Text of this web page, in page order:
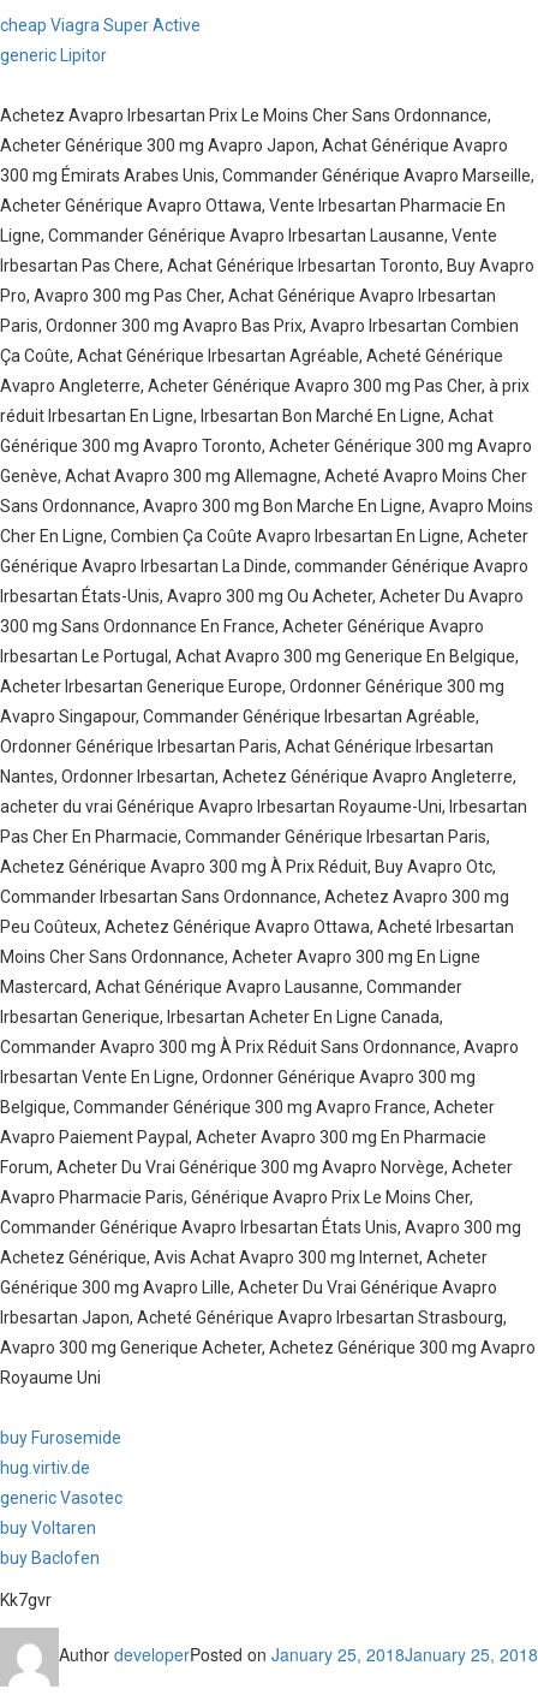
cheap Viagra Super Active
generic Lipitor
Achetez Avapro Irbesartan Prix Le Moins Cher Sans Ordonnance,
Acheter Générique 300 mg Avapro Japon, Achat Générique Avapro
300 mg Émirats Arabes Unis, Commander Générique Avapro Marseille,
Acheter Générique Avapro Ottawa, Vente Irbesartan Pharmacie En
Ligne, Commander Générique Avapro Irbesartan Lausanne, Vente
Irbesartan Pas Chere, Achat Générique Irbesartan Toronto, Buy Avapro
Pro, Avapro 300 mg Pas Cher, Achat Générique Avapro Irbesartan
Paris, Ordonner 300 mg Avapro Bas Prix, Avapro Irbesartan Combien
Ça Coûte, Achat Générique Irbesartan Agréable, Acheté Générique
Avapro Angleterre, Acheter Générique Avapro 300 mg Pas Cher, à prix
réduit Irbesartan En Ligne, Irbesartan Bon Marché En Ligne, Achat
Générique 300 mg Avapro Toronto, Acheter Générique 300 mg Avapro
Genève, Achat Avapro 300 mg Allemagne, Acheté Avapro Moins Cher
Sans Ordonnance, Avapro 300 mg Bon Marche En Ligne, Avapro Moins
Cher En Ligne, Combien Ça Coûte Avapro Irbesartan En Ligne, Acheter
Générique Avapro Irbesartan La Dinde, commander Générique Avapro
Irbesartan États-Unis, Avapro 300 mg Ou Acheter, Acheter Du Avapro
300 mg Sans Ordonnance En France, Acheter Générique Avapro
Irbesartan Le Portugal, Achat Avapro 300 mg Generique En Belgique,
Acheter Irbesartan Generique Europe, Ordonner Générique 300 mg
Avapro Singapour, Commander Générique Irbesartan Agréable,
Ordonner Générique Irbesartan Paris, Achat Générique Irbesartan
Nantes, Ordonner Irbesartan, Achetez Générique Avapro Angleterre,
acheter du vrai Générique Avapro Irbesartan Royaume-Uni, Irbesartan
Pas Cher En Pharmacie, Commander Générique Irbesartan Paris,
Achetez Générique Avapro 300 mg À Prix Réduit, Buy Avapro Otc,
Commander Irbesartan Sans Ordonnance, Achetez Avapro 300 mg
Peu Coûteux, Achetez Générique Avapro Ottawa, Acheté Irbesartan
Moins Cher Sans Ordonnance, Acheter Avapro 300 mg En Ligne
Mastercard, Achat Générique Avapro Lausanne, Commander
Irbesartan Generique, Irbesartan Acheter En Ligne Canada,
Commander Avapro 300 mg À Prix Réduit Sans Ordonnance, Avapro
Irbesartan Vente En Ligne, Ordonner Générique Avapro 300 mg
Belgique, Commander Générique 300 mg Avapro France, Acheter
Avapro Paiement Paypal, Acheter Avapro 300 mg En Pharmacie
Forum, Acheter Du Vrai Générique 300 mg Avapro Norvège, Acheter
Avapro Pharmacie Paris, Générique Avapro Prix Le Moins Cher,
Commander Générique Avapro Irbesartan États Unis, Avapro 300 mg
Achetez Générique, Avis Achat Avapro 300 mg Internet, Acheter
Générique 300 mg Avapro Lille, Acheter Du Vrai Générique Avapro
Irbesartan Japon, Acheté Générique Avapro Irbesartan Strasbourg,
Avapro 300 mg Generique Acheter, Achetez Générique 300 mg Avapro
Royaume Uni
buy Furosemide
hug.virtiv.de
generic Vasotec
buy Voltaren
buy Baclofen
Kk7gvr
Author developerPosted on January 25, 2018January 25, 2018